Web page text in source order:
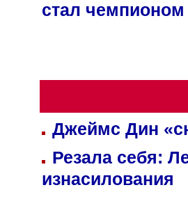
стал
Джеймс Дин
Резала себя:
изнасилования